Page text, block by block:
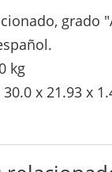
grado
kg
x 21.93 x